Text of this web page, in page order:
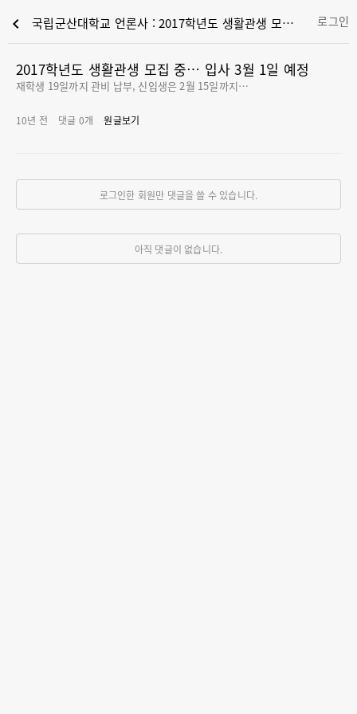
chevron_left 국립군산대학교 언론사 : 2017학년도 생활관생 모집 중… 입사 3월 1일 예정 로그인
2017학년도 생활관생 모집 중… 입사 3월 1일 예정
재학생 19일까지 관비 납부, 신입생은 2월 15일까지…
10년 전 댓글 0개 원글보기
로그인한 회원만 댓글을 쓸 수 있습니다.
아직 댓글이 없습니다.